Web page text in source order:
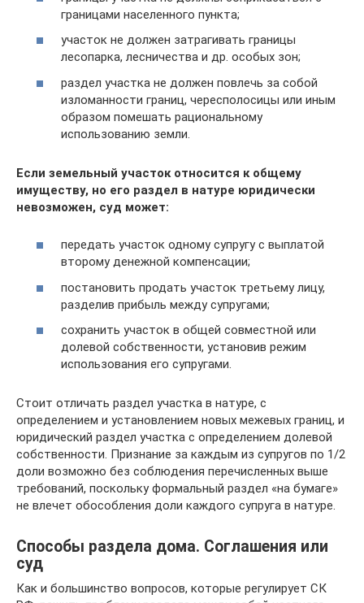
границами населенного пункта;
участок не должен затрагивать границы
лесопарка, лесничества и др. особых зон;
раздел участка не должен повлечь за собой
изломанности границ, чересполосицы или иным
образом помешать рациональному
использованию земли.
Если земельный участок относится к общему
имуществу, но его раздел в натуре юридически
невозможен, суд может:
передать участок одному супругу с выплатой
второму денежной компенсации;
постановить продать участок третьему лицу,
разделив прибыль между супругами;
сохранить участок в общей совместной или
долевой собственности, установив режим
использования его супругами.
Стоит отличать раздел участка в натуре, с
определением и установлением новых межевых границ, и
юридический раздел участка с определением долевой
собственности. Признание за каждым из супругов по 1/2
доли возможно без соблюдения перечисленных выше
требований, поскольку формальный раздел «на бумаге»
не влечет обособления доли каждого супруга в натуре.
Способы раздела дома. Соглашения или
суд
Как и большинство вопросов, которые регулирует СК